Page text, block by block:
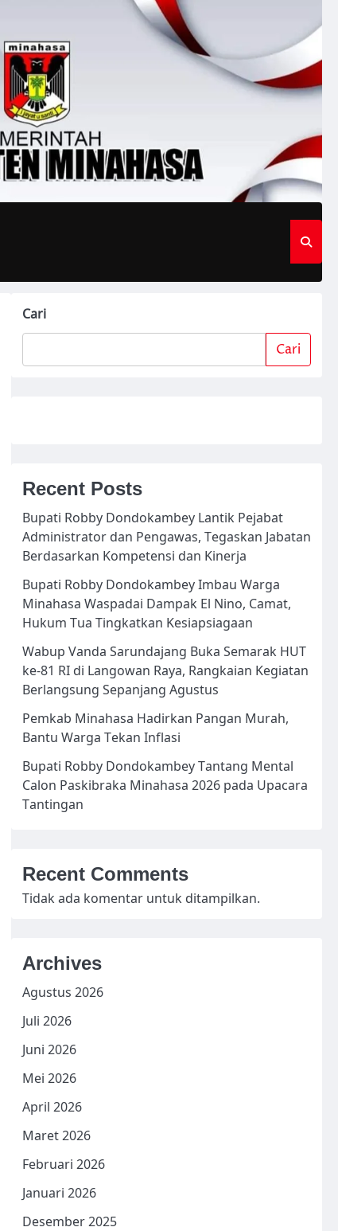
Cari
Cari
Recent Posts
Bupati Robby Dondokambey Lantik Pejabat
Administrator dan Pengawas, Tegaskan Jabatan
Berdasarkan Kompetensi dan Kinerja
Bupati Robby Dondokambey Imbau Warga
Minahasa Waspadai Dampak El Nino, Camat,
Hukum Tua Tingkatkan Kesiapsiagaan
Wabup Vanda Sarundajang Buka Semarak HUT
ke-81 RI di Langowan Raya, Rangkaian Kegiatan
Berlangsung Sepanjang Agustus
Pemkab Minahasa Hadirkan Pangan Murah,
Bantu Warga Tekan Inflasi
Bupati Robby Dondokambey Tantang Mental
Calon Paskibraka Minahasa 2026 pada Upacara
Tantingan
Recent Comments
Tidak ada komentar untuk ditampilkan.
Archives
Agustus 2026
Juli 2026
Juni 2026
Mei 2026
April 2026
Maret 2026
Februari 2026
Januari 2026
Desember 2025